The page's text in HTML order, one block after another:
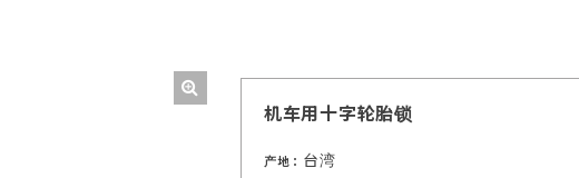
机车用十字轮胎锁
产地： 台湾